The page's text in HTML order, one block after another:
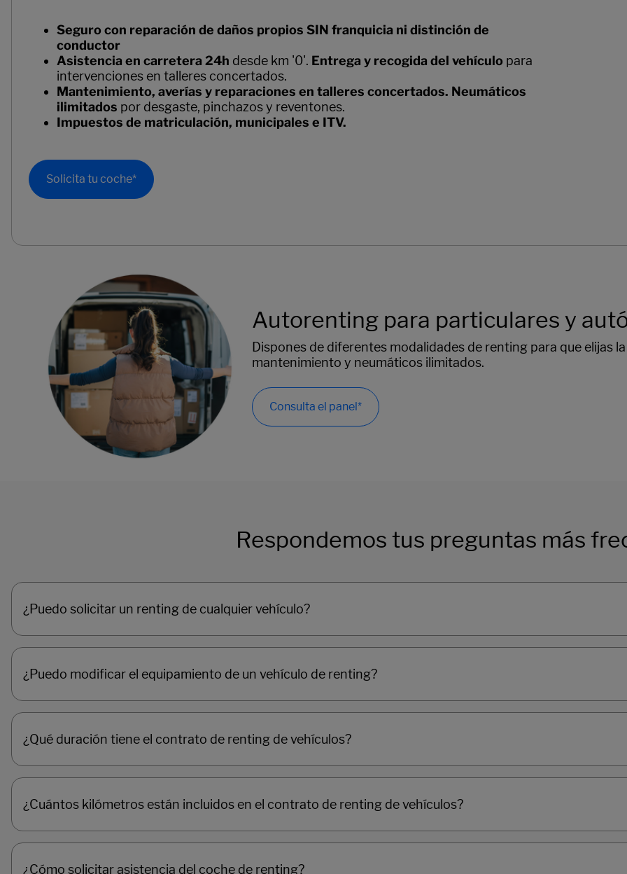
Seguro con reparación de daños propios SIN franquicia ni distinción de
conductor
Asistencia en carretera 24h desde km '0'. Entrega y recogida del vehículo para
intervenciones en talleres concertados.
Mantenimiento, averías y reparaciones en talleres concertados. Neumáticos
ilimitados por desgaste, pinchazos y reventones.
Impuestos de matriculación, municipales e ITV.
Solicita tu coche*
Autorenting para particulares y
Dispones de diferentes modalidades de renting para que elijas
mantenimiento y neumáticos ilimitados.
Consulta el panel*
Respondemos tus preguntas más
¿Puedo solicitar un renting de cualquier vehículo?
¿Puedo modificar el equipamiento de un vehículo de renting?
¿Qué duración tiene el contrato de renting de vehículos?
¿Cuántos kilómetros están incluidos en el contrato de renting de vehículos?
¿Cómo solicitar asistencia del coche de renting?